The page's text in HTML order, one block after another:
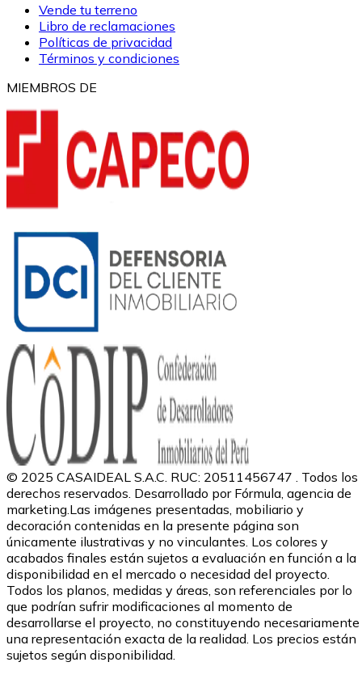
Vende tu terreno
Libro de reclamaciones
Políticas de privacidad
Términos y condiciones
MIEMBROS DE
© 2025 CASAIDEAL S.A.C. RUC: 20511456747 . Todos los
derechos reservados. Desarrollado por Fórmula, agencia de
marketing. Las imágenes presentadas, mobiliario y
decoración contenidas en la presente página son
únicamente ilustrativas y no vinculantes. Los colores y
acabados finales están sujetos a evaluación en función a la
disponibilidad en el mercado o necesidad del proyecto.
Todos los planos, medidas y áreas, son referenciales por lo
que podrían sufrir modificaciones al momento de
desarrollarse el proyecto, no constituyendo necesariamente
una representación exacta de la realidad. Los precios están
sujetos según disponibilidad.